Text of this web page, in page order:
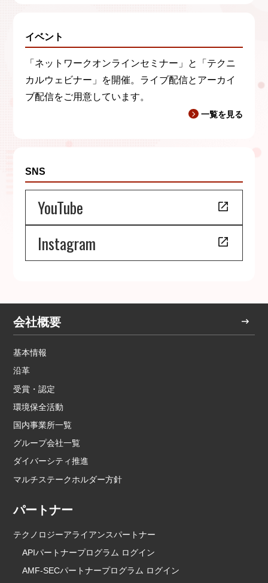
イベント
「ネットワークオンラインセミナー」と「テクニ
カルウェビナー」を開催。ライブ配信とアーカイ
ブ配信をご用意しています。
一覧を見る
SNS
YouTube
Instagram
会社概要
基本情報
沿革
受賞・認定
環境保全活動
国内事業所一覧
グループ会社一覧
ダイバーシティ推進
マルチステークホルダー方針
パートナー
テクノロジーアライアンスパートナー
APIパートナープログラム ログイン
AMF-SECパートナープログラム ログイン